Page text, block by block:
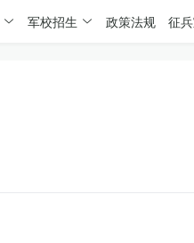
军校招生 政策法规 征